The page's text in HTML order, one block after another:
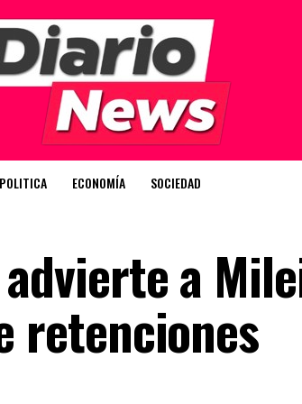
POLITICA ECONOMÍA SOCIEDAD
a
retenciones